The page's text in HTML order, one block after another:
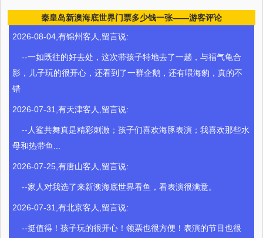
秦皇岛新澳海底世界门票多少钱一张——游客评论
2026-08-04,有锦州客人,留言说:
--一如既往的好去处，这次带孩子特地去了一趟，与福气龟合
影，儿子玩的很开心，还看到了一群企鹅，还有喂海豹，真的不
错
2026-07-31,有天津客人,留言说:
--人鲨共舞真是精彩刺激；孩子们喜欢海豚表演；我喜欢那些水
母和热带鱼...
2026-07-25,有唐山客人,留言说:
--家人对我选了来新澳海底世界看鱼，看表演很满意。
2026-07-31,有北京客人,留言说:
--挺值得！孩子玩的很开心！领票也很方便！表演的节目也很